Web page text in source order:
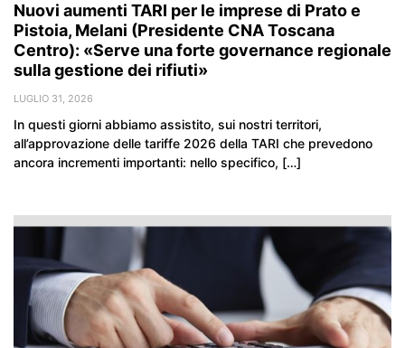
Nuovi aumenti TARI per le imprese di Prato e
Pistoia, Melani (Presidente CNA Toscana
Centro): «Serve una forte governance regionale
sulla gestione dei rifiuti»
LUGLIO 31, 2026
In questi giorni abbiamo assistito, sui nostri territori,
all’approvazione delle tariffe 2026 della TARI che prevedono
ancora incrementi importanti: nello specifico, […]